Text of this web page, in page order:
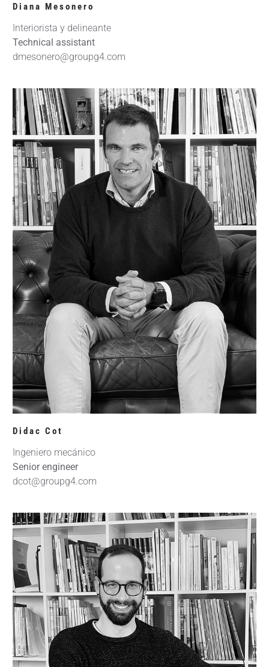
Diana Mesonero
Interiorista y delineante
Technical assistant
dmesonero@groupg4.com
Didac Cot
Ingeniero mecánico
Senior engineer
dcot@groupg4.com